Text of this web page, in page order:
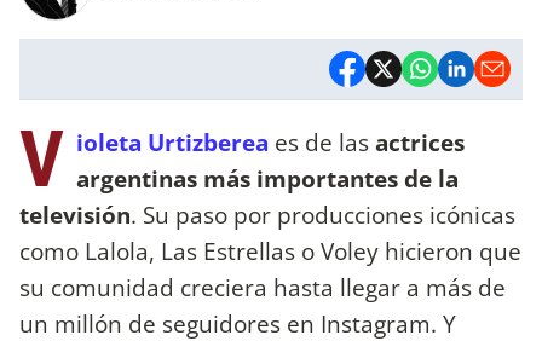
V ioleta Urtizberea es de lasactrices
argentinas más importantes de la
televisión. Su paso por producciones icónicas
como Lalola, Las Estrellas o Voley hicieron que
su comunidad creciera hasta llegar a más de
un millón de seguidores en Instagram. Y